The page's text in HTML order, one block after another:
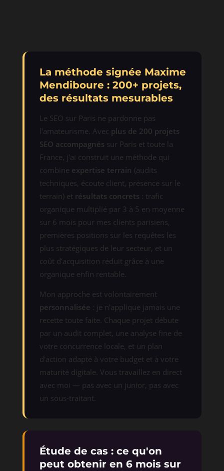
La méthode signée Maxime
Mendiboure : 200+ projets,
des résultats mesurables
Le SEO sur Paris ne pardonne pas
l'amateurisme. Avec plus de 200 projets
SEO accompagnés sur Paris et toute la
France, j'ai construit une méthode qui
combine expertise terrain (audits
techniques, écoute client, présence sur le
terrain) et résultats concrets : trafic
organique multiplié par 3 à 5 en moyenne
sur 6 mois pour mes clients parisiens,
premières positions sur les requêtes les
plus stratégiques de leur secteur, et un
coût d'acquisition réduit grâce à une
organique enfin rentable.
Mon approche est volontairement
personnalisée : je n'applique jamais une
recette toute faite. Chaque projet débute
par un audit complet, une analyse fine de
votre concurrence locale, et un plan
d'action adapté à votre budget et à votre
maturité digitale. Vous travaillez en direct
avec moi — pas avec un junior, pas avec
un sous-traitant.
Étude de cas : ce qu'on
peut obtenir en 6 mois sur